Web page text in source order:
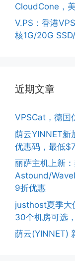
CloudCone，
V.PS：香港
核1G/20G
近期文章
VPSCat，德国
荫云YINNET新
优惠码，最低
丽萨主机上新
Astound/
9折优惠
justhost夏季大
30个机房可选
荫云(YINNET)